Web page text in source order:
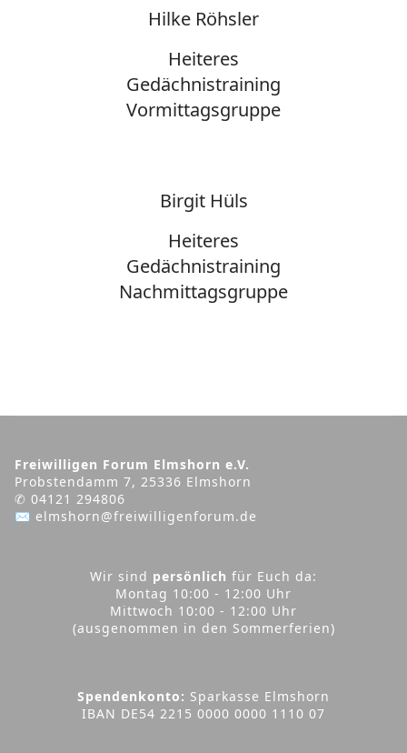
Hilke Röhsler
Heiteres
Gedächnistraining
Vormittagsgruppe
Birgit Hüls
Heiteres
Gedächnistraining
Nachmittagsgruppe
Freiwilligen Forum Elmshorn e.V.
Probstendamm 7, 25336 Elmshorn
✆ 04121 294806
✉ elmshorn@freiwilligenforum.de
Wir sind persönlich für Euch da:
Montag 10:00 - 12:00 Uhr
Mittwoch 10:00 - 12:00 Uhr
(ausgenommen in den Sommerferien)
Spendenkonto: Sparkasse Elmshorn
IBAN DE54 2215 0000 0000 1110 07